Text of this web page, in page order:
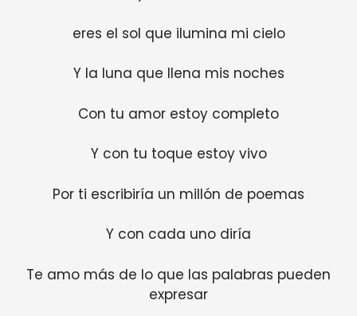
eres el sol que ilumina mi cielo
Y la luna que llena mis noches
Con tu amor estoy completo
Y con tu toque estoy vivo
Por ti escribiría un millón de poemas
Y con cada uno diría
Te amo más de lo que las palabras pueden
expresar